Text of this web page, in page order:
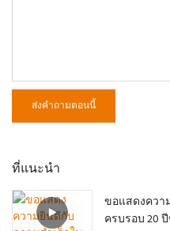
ส่งคำถามตอนนี้
ที่แนะนำ
ขอแสดงควา
ครบรอบ 20